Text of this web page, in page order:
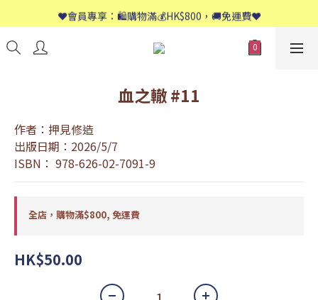
📱歡迎WhatsApp查詢：9558 8661
❤️會員專享：🛍購物滿💰HK$800，🚚免運費❤️
📱歡迎WhatsApp查詢：9558 8661
血之轍 #11
作者：押見修造
出版日期：2026/5/7
ISBN： 978-626-02-7091-9
全店，購物滿$800, 免運費
HK$50.00